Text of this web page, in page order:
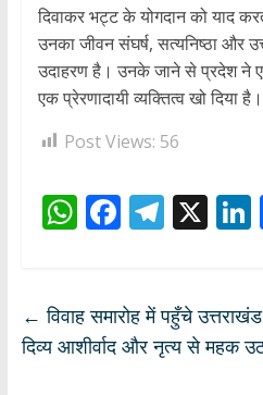
दिवाकर भट्ट के योगदान को याद
उनका जीवन संघर्ष, सत्यनिष्ठा और
उदाहरण है। उनके जाने से प्रदेश ने
एक प्रेरणादायी व्यक्तित्व खो दिया है।
Post Views: 56
W
s
A
F
b
o
T
gr
a
X
← विवाह समारोह में पहुँचे
दिव्य आशीर्वाद और नृत्य से महक